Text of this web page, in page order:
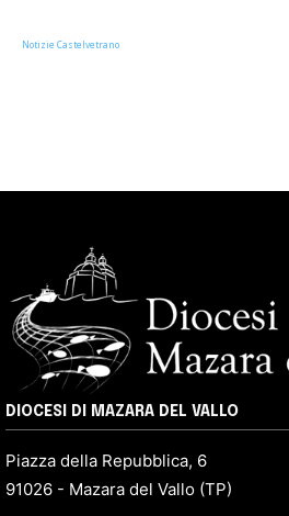
Notizie Castelvetrano
DIOCESI DI MAZARA DEL VALLO
Piazza della Repubblica, 6
91026 - Mazara del Vallo (TP)